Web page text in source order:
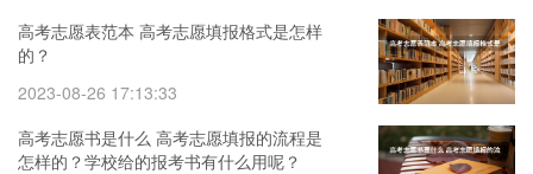
高考志愿表范本 高考志愿填报格式是怎样
的？
2023-08-26 17:13:33
高考志愿书是什么 高考志愿填报的流程是
怎样的？学校给的报考书有什么用呢？